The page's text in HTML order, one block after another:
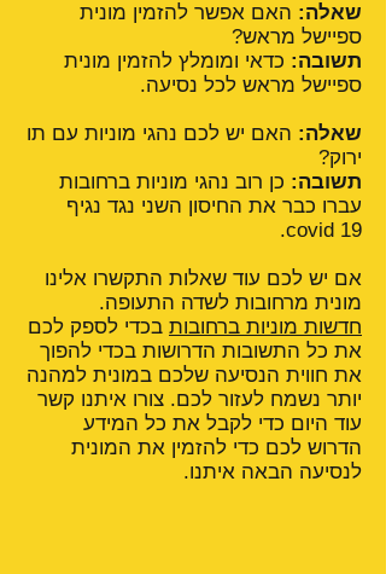
שאלה: האם אפשר להזמין מונית
ספיישל מראש?
תשובה: כדאי ומומלץ להזמין מונית
ספיישל מראש לכל נסיעה.
שאלה: האם יש לכם נהגי מוניות עם תו
ירוק?
תשובה: כן רוב נהגי מוניות ברחובות
עברו כבר את החיסון השני נגד נגיף
covid 19.
אם יש לכם עוד שאלות התקשרו אלינו
מונית מרחובות לשדה התעופה.
חדשות מוניות ברחובות בכדי לספק לכם
את כל התשובות הדרושות בכדי להפוך
את חווית הנסיעה שלכם במונית למהנה
יותר נשמח לעזור לכם. צורו איתנו קשר
עוד היום כדי לקבל את כל המידע
הדרוש לכם כדי להזמין את המונית
לנסיעה הבאה איתנו.